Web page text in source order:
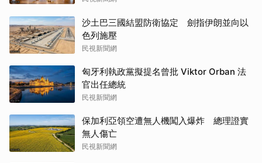
沙土巴三國結盟防衛協定 劍指伊朗並向以
色列施壓
民視新聞網
匈牙利執政黨擬提名曾批 Viktor Orban 法
官出任總統
民視新聞網
保加利亞領空遭無人機闖入爆炸 總理證實
無人傷亡
民視新聞網